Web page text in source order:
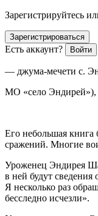
Зарегистрируйтесь
Зарегистрироваться
Есть аккаунт? Войти
— джума-мечети с.
МО «село Эндирей»),
Его небольшая книга
сражений. Многие
Уроженец Эндирея
в ней будут
Я несколько раз
бесследно исчезли».